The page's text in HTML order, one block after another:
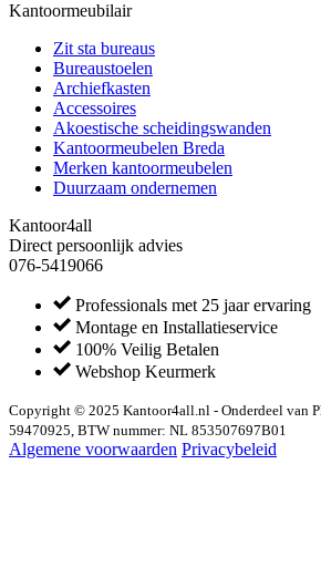
Kantoormeubilair
Zit sta bureaus
Bureaustoelen
Archiefkasten
Accessoires
Akoestische scheidingswanden
Kantoormeubelen Breda
Merken kantoormeubelen
Duurzaam ondernemen
Kantoor4all
Direct persoonlijk advies
076-5419066
Professionals met 25 jaar ervaring
Montage en Installatieservice
100% Veilig Betalen
Webshop Keurmerk
Copyright © 2025 Kantoor4all.nl - Onderdeel van
59470925, BTW nummer: NL 853507697B01
Algemene voorwaarden Privacybeleid